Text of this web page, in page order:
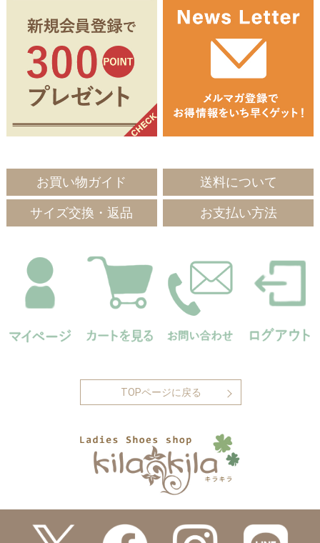
お買い物ガイド 送料について
サイズ交換・返品 お支払い方法
TOPページに戻る